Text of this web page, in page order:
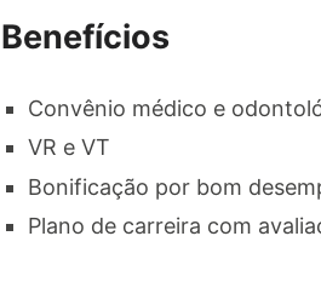
Benefícios
Convênio médico e
VR e VT
Bonificação por bom
Plano de carreira com